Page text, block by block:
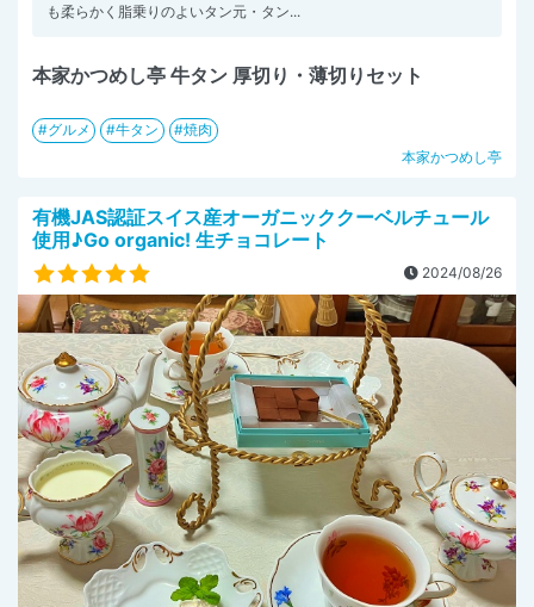
も柔らかく脂乗りのよいタン元・タン...
本家かつめし亭 牛タン 厚切り・薄切りセット
グルメ 牛タン
焼肉
本家かつめし亭
有機JAS認証スイス産オーガニッククーベルチュール
使用♪Go organic! 生チョコレート
2024/08/26